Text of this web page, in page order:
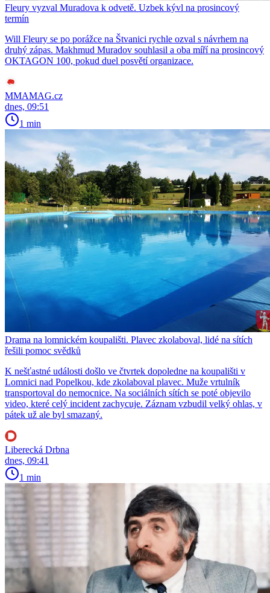
Fleury vyzval Muradova k odvetě. Uzbek kývl na prosincový
termín
Will Fleury se po porážce na Štvanici rychle ozval s návrhem na
druhý zápas. Makhmud Muradov souhlasil a oba míří na prosincový
OKTAGON 100, pokud duel posvětí organizace.
MMAMAG.cz
dnes, 09:51
1 min
Drama na lomnickém koupališti. Plavec zkolaboval, lidé na sítích
řešili pomoc svědků
K nešťastné události došlo ve čtvrtek dopoledne na koupališti v
Lomnici nad Popelkou, kde zkolaboval plavec. Muže vrtulník
transportoval do nemocnice. Na sociálních sítích se poté objevilo
video, které celý incident zachycuje. Záznam vzbudil velký ohlas, v
pátek už ale byl smazaný.
Liberecká Drbna
dnes, 09:41
1 min